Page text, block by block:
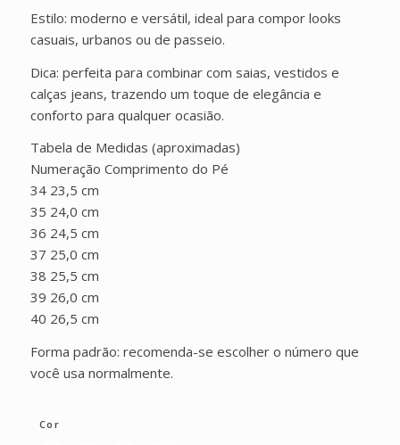
Estilo: moderno e versátil, ideal para compor looks
casuais, urbanos ou de passeio.
Dica: perfeita para combinar com saias, vestidos e
calças jeans, trazendo um toque de elegância e
conforto para qualquer ocasião.
Tabela de Medidas (aproximadas)
Numeração Comprimento do Pé
34 23,5 cm
35 24,0 cm
36 24,5 cm
37 25,0 cm
38 25,5 cm
39 26,0 cm
40 26,5 cm
Forma padrão: recomenda-se escolher o número que
você usa normalmente.
Cor